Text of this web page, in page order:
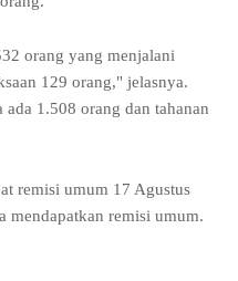
orang yang menjalani
129 orang," jelasnya.
ada 1.508 orang dan tahanan
remisi umum 17 Agustus
mendapatkan remisi umum.